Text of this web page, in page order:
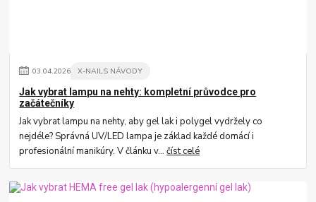
03.04.2026 X-NAILS NÁVODY
Jak vybrat lampu na nehty: kompletní průvodce pro
začátečníky
Jak vybrat lampu na nehty, aby gel lak i polygel vydržely co
nejdéle? Správná UV/LED lampa je základ každé domácí i
profesionální manikúry. V článku v...číst celé